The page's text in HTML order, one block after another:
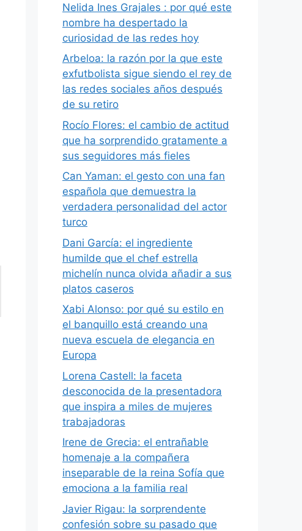
Nelida Ines Grajales : por qué este
nombre ha despertado la
curiosidad de las redes hoy
Arbeloa: la razón por la que este
exfutbolista sigue siendo el rey de
las redes sociales años después
de su retiro
Rocío Flores: el cambio de actitud
que ha sorprendido gratamente a
sus seguidores más fieles
Can Yaman: el gesto con una fan
española que demuestra la
verdadera personalidad del actor
turco
Dani García: el ingrediente
humilde que el chef estrella
michelín nunca olvida añadir a sus
platos caseros
Xabi Alonso: por qué su estilo en
el banquillo está creando una
nueva escuela de elegancia en
Europa
Lorena Castell: la faceta
desconocida de la presentadora
que inspira a miles de mujeres
trabajadoras
Irene de Grecia: el entrañable
homenaje a la compañera
inseparable de la reina Sofía que
emociona a la familia real
Javier Rigau: la sorprendente
confesión sobre su pasado que